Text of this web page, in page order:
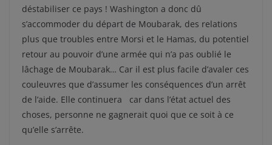
déstabiliser ce pays ! Washington a donc dû
s’accommoder du départ de Moubarak, des relations
plus que troubles entre Morsi et le Hamas, du potentiel
retour au pouvoir d’une armée qui n’a pas oublié le
lâchage de Moubarak… Car il est plus facile d’avaler ces
couleuvres que d’assumer les conséquences d’un arrêt
de l’aide. Elle continuera car dans l’état actuel des
choses, personne ne gagnerait quoi que ce soit à ce
qu’elle s’arrête.